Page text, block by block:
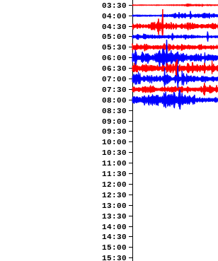
03:30
04:00
04:30
05:00
05:30
06:00
06:30
07:00
07:30
08:00
08:30
09:00
09:30
10:00
10:30
11:00
11:30
12:00
12:30
13:00
13:30
14:00
14:30
15:00
15:30